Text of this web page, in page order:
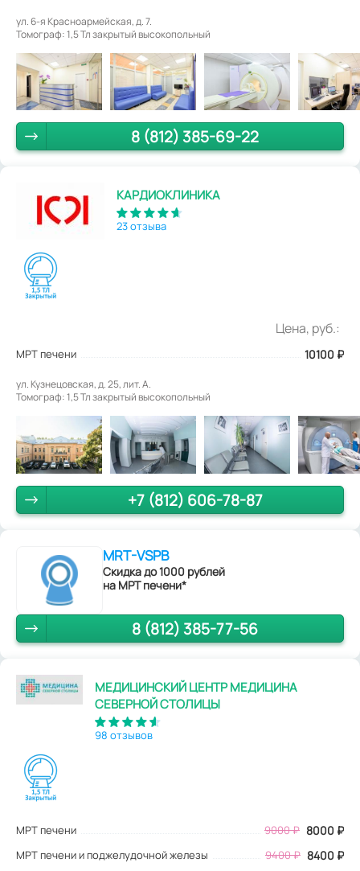
ул. 6-я Красноармейская, д. 7.
Томограф: 1,5 Тл закрытый высокопольный
8 (812) 385-69-22
КАРДИОКЛИНИКА
23 отзыва
Цена, руб.:
МРТ печени 10100 ₽
ул. Кузнецовская, д. 25, лит. А.
Томограф: 1,5 Тл закрытый высокопольный
+7 (812) 606-78-87
MRT-VSPB
Скидка до 1000 рублей
на МРТ печени*
8 (812) 385-77-56
МЕДИЦИНСКИЙ ЦЕНТР МЕДИЦИНА
СЕВЕРНОЙ СТОЛИЦЫ
98 отзывов
МРТ печени 9000₽ 8000 ₽
МРТ печени и поджелудочной железы 9400 ₽ 8400 ₽